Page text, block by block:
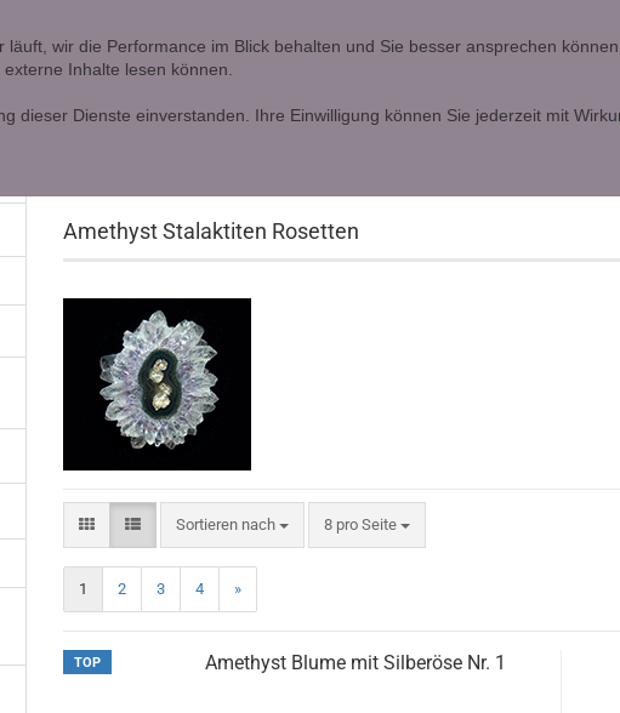
wir die Performance im Blick behalten und Sie besser ansprechen können.
Inhalte lesen können.
dieser Dienste einverstanden. Ihre Einwilligung können Sie jederzeit mit
Amethyst Stalaktiten Rosetten
Sortieren nach 8 pro Seite
1 2 3 4 »
TOP Amethyst Blume mit Silberöse Nr. 1